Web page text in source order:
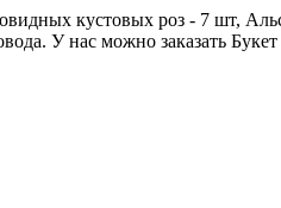
кустовых роз - 7 шт,
У нас можно заказать